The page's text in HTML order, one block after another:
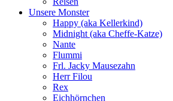
Unsere Monster
Happy (aka Kellerkind)
Midnight (aka Cheffe-Katze)
Nante
Flummi
Frl. Jacky Mausezahn
Herr Filou
Rex
Eichhörnchen